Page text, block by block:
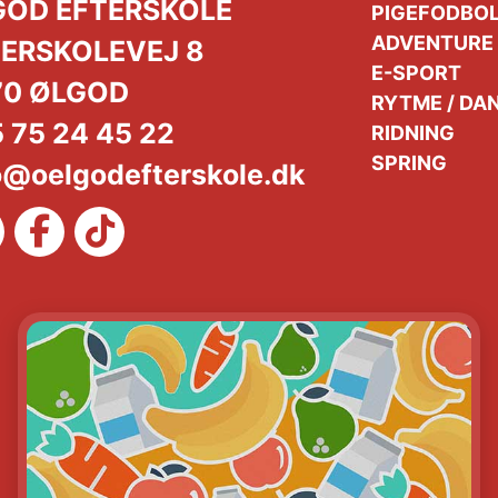
EFTERSKOLE
8
ØLGOD
75 24 45 22
ADVENTURE
E-SPORT
RYTME /
RIDNING
SPRING